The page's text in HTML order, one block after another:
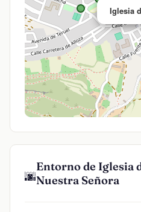
Iglesia
🌆
Entorno de Iglesia
Nuestra Señora